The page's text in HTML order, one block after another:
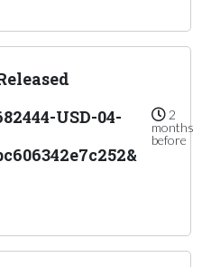
USD-04-
2
months
before